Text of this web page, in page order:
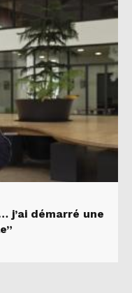
j’ai démarré une